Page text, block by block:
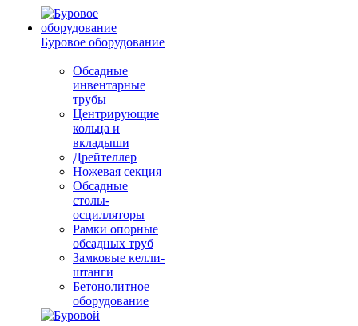
Буровое оборудование
Обсадные
инвентарные
трубы
Центрирующие
кольца и
вкладыши
Дрейтеллер
Ножевая секция
Обсадные
столы-
осцилляторы
Рамки опорные
обсадных труб
Замковые келли-
штанги
Бетонолитное
оборудование